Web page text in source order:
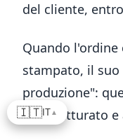
del cliente,
Quando l'ordine
stampato, il
produzione":
sarai fatturato
🇮🇹 IT▲